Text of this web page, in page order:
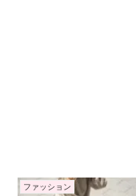
ファッション